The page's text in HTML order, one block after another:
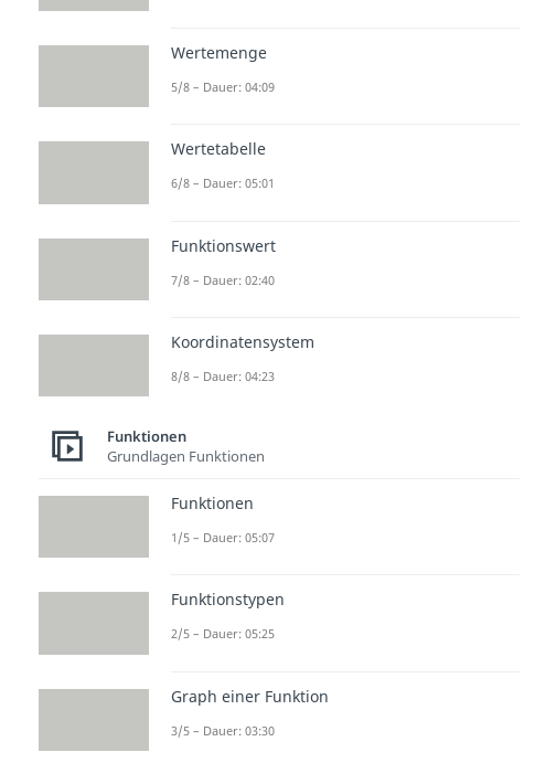
Wertemenge
5/8 – Dauer: 04:09
Wertetabelle
6/8 – Dauer: 05:01
Funktionswert
7/8 – Dauer: 02:40
Koordinatensystem
8/8 – Dauer: 04:23
Funktionen
Grundlagen Funktionen
Funktionen
1/5 – Dauer: 05:07
Funktionstypen
2/5 – Dauer: 05:25
Graph einer Funktion
3/5 – Dauer: 03:30